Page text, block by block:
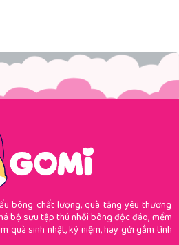
bông chất lượng, quà tặng yêu thương
bộ sưu tập thú nhồi bông độc đáo, mềm
quà sinh nhật, kỷ niệm, hay gửi gắm tình